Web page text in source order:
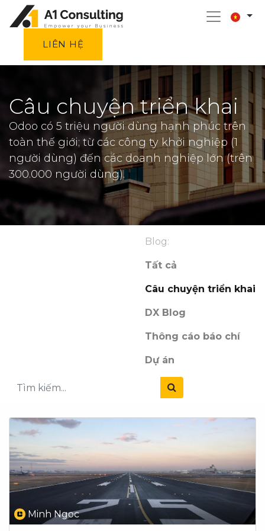
LIÊN HỆ
Câu chuyện triển khai
Odoo có 5 triệu người dùng hạnh phúc trên
toàn thế giới; từ các công ty khởi nghiệp (1
người dùng) đến các doanh nghiệp lớn (trên
300.000 người dùng).
Blog:
Tất cả
Câu chuyện triển khai
DX Blog
Thông cáo báo chí
Dự án
Minh Ngoc